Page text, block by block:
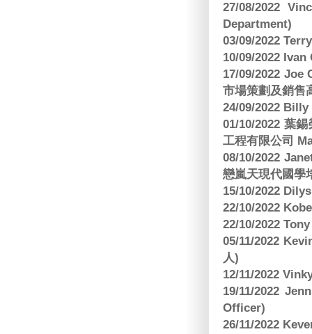
27/08/2022
Department)
03/09/2022
10/09/2022
17/09/2022
市場策劃及銷售
24/09/2022
01/10/2022 葉
工程有限公司
08/10/2022
戀嵐天現代國學
15/10/2022
22/10/2022
22/10/2022
05/11/2022
人)
12/11/2022
19/11/2022
Officer)
26/11/2022